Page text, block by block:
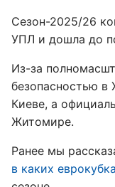
Сезон-2025/26
УПЛ и дошла до
Из-за
безопасностью в
Киеве, а
Житомире.
Ранее мы
в каких